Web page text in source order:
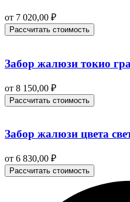
от 7 020,00 ₽
Рассчитать стоимость
Забор жалюзи токио
от 8 150,00 ₽
Рассчитать стоимость
Забор жалюзи цвета
от 6 830,00 ₽
Рассчитать стоимость